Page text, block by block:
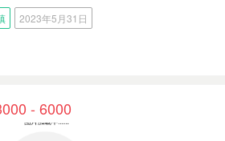
2023年5月31日
- 6000